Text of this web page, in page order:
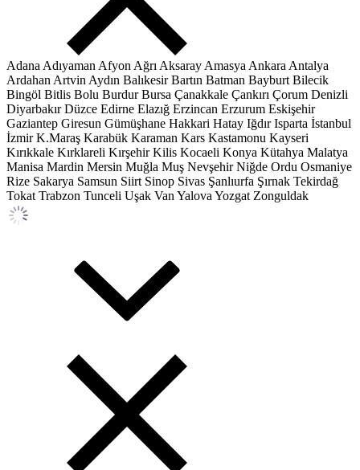
Adana Adıyaman Afyon Ağrı Aksaray Amasya Ankara Antalya
Ardahan Artvin Aydın Balıkesir Bartın Batman Bayburt Bilecik
Bingöl Bitlis Bolu Burdur Bursa Çanakkale Çankırı Çorum Denizli
Diyarbakır Düzce Edirne Elazığ Erzincan Erzurum Eskişehir
Gaziantep Giresun Gümüşhane Hakkari Hatay Iğdır Isparta İstanbul
İzmir K.Maraş Karabük Karaman Kars Kastamonu Kayseri
Kırıkkale Kırklareli Kırşehir Kilis Kocaeli Konya Kütahya Malatya
Manisa Mardin Mersin Muğla Muş Nevşehir Niğde Ordu Osmaniye
Rize Sakarya Samsun Siirt Sinop Sivas Şanlıurfa Şırnak Tekirdağ
Tokat Trabzon Tunceli Uşak Van Yalova Yozgat Zonguldak